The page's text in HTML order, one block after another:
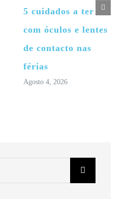
5 cuidados a ter
com óculos e lentes
de contacto nas
férias
Agosto 4, 2026